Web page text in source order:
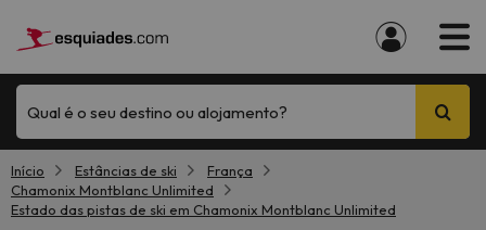
Qual é o seu destino ou alojamento?
Início Estâncias de ski
França
Chamonix Montblanc Unlimited
Estado das pistas de ski em Chamonix Montblanc Unlimited